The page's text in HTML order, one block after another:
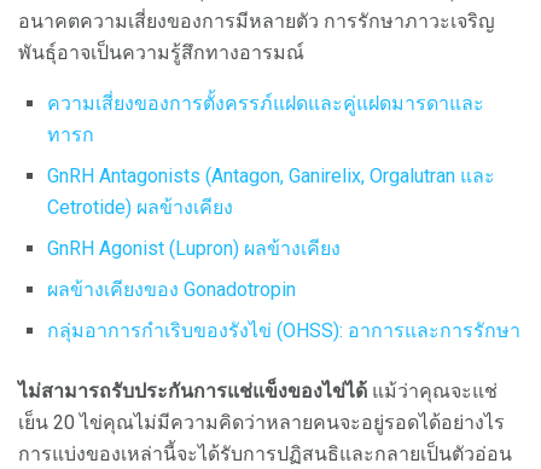
อนาคตความเสี่ยงของการมีหลายตัว การรักษาภาวะเจริญ
พันธุ์อาจเป็นความรู้สึกทางอารมณ์
ความเสี่ยงของการตั้งครรภ์แฝดและคู่แฝดมารดาและ
ทารก
GnRH Antagonists (Antagon, Ganirelix, Orgalutran และ
Cetrotide) ผลข้างเคียง
GnRH Agonist (Lupron) ผลข้างเคียง
ผลข้างเคียงของ Gonadotropin
กลุ่มอาการกำเริบของรังไข่ (OHSS): อาการและการรักษา
ไม่สามารถรับประกันการแช่แข็งของไข่ได้ แม้ว่าคุณจะแช่
เย็น 20 ไข่คุณไม่มีความคิดว่าหลายคนจะอยู่รอดได้อย่างไร
การแบ่งของเหล่านี้จะได้รับการปฏิสนธิและกลายเป็นตัวอ่อน